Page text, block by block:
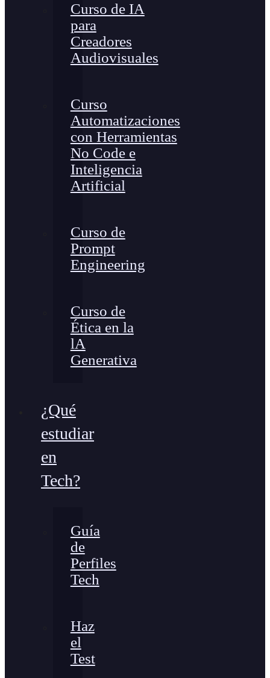
Curso de IA
para
Creadores
Audiovisuales
Curso
Automatizaciones
con Herramientas
No Code e
Inteligencia
Artificial
Curso de
Prompt
Engineering
Curso de
Ética en la
lA
Generativa
¿Qué
estudiar
en
Tech?
Guía
de
Perfiles
Tech
Haz
el
Test